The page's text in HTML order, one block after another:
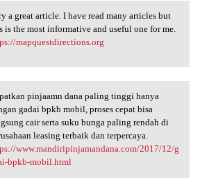
a great article. I have
a great article. I have read many articles but
is the most informative and useful one for me.
mapquestdirections.org
pinjaamn dana paling
pinjaamn dana paling tinggi hanya
gadai bpkb mobil, proses cepat bisa
cair serta suku bunga paling rendah di
leasing terbaik dan terpercaya.
www.mandiripinjamandana.com/2017/12/g
bpkb-mobil.html